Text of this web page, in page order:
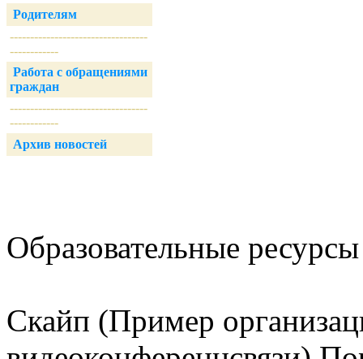
Родителям
----------------------------------
------------
Работа с обращениями
граждан
----------------------------------
------------
Архив новостей
Образовательные
Скайп (Пример